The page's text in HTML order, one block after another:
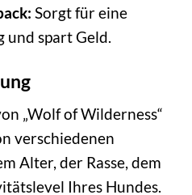
Sorgt für eine
und spart Geld.
„Wolf of Wilderness“
verschiedenen
Alter, der Rasse, dem
Ihres Hundes.